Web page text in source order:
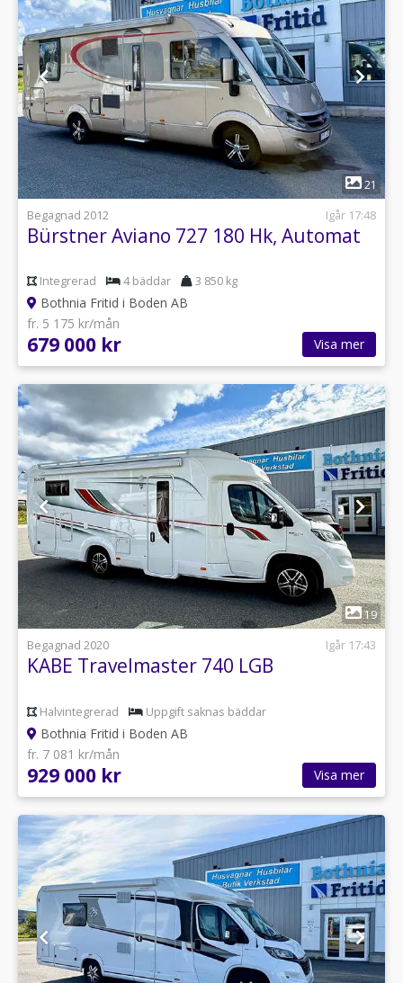
1
21
Begagnad 2012
Igår 17:48
Bürstner Aviano 727 180 Hk, Automat
Integrerad 4 bäddar 3 850 kg
Bothnia Fritid i Boden AB
fr. 5 175 kr/mån
679 000 kr Visa mer
1
19
Begagnad 2020
Igår 17:43
KABE Travelmaster 740 LGB
Halvintegrerad Uppgift saknas bäddar
Bothnia Fritid i Boden AB
fr. 7 081 kr/mån
929 000 kr Visa mer